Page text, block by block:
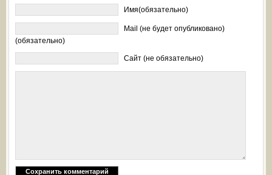
Имя(обязательно)
Mail (не будет опубликовано)
(обязательно)
Сайт (не обязательно)